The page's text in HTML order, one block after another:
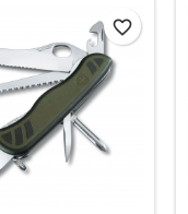
favorite_border